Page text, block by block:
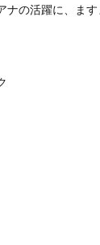
ナの活躍に、ま